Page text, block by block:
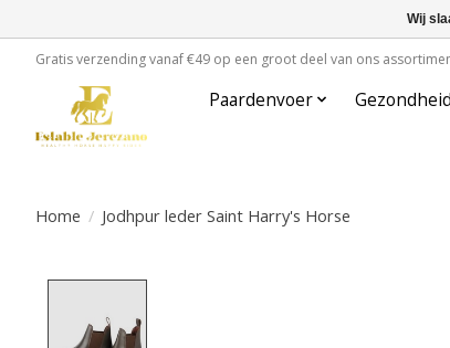
Gratis verzending vanaf €49 op een groot deel van ons
Paardenvoer
Home / Jodhpur leder Saint Harry's Horse
Wij